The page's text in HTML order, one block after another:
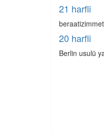
21 harfli
20 harfli
Berlin usulü